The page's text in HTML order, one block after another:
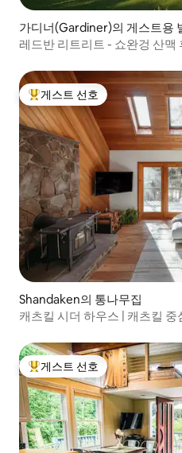
가디너(Gardiner)의 게스트용
레드반 리트리트 - 쇼완겅 산맥
상위 게스트 선호
게스트 선호
Shandaken의 통나무집
캐츠킬 시더 하우스 | 캐츠킬 중
상위 게스트 선호
게스트 선호